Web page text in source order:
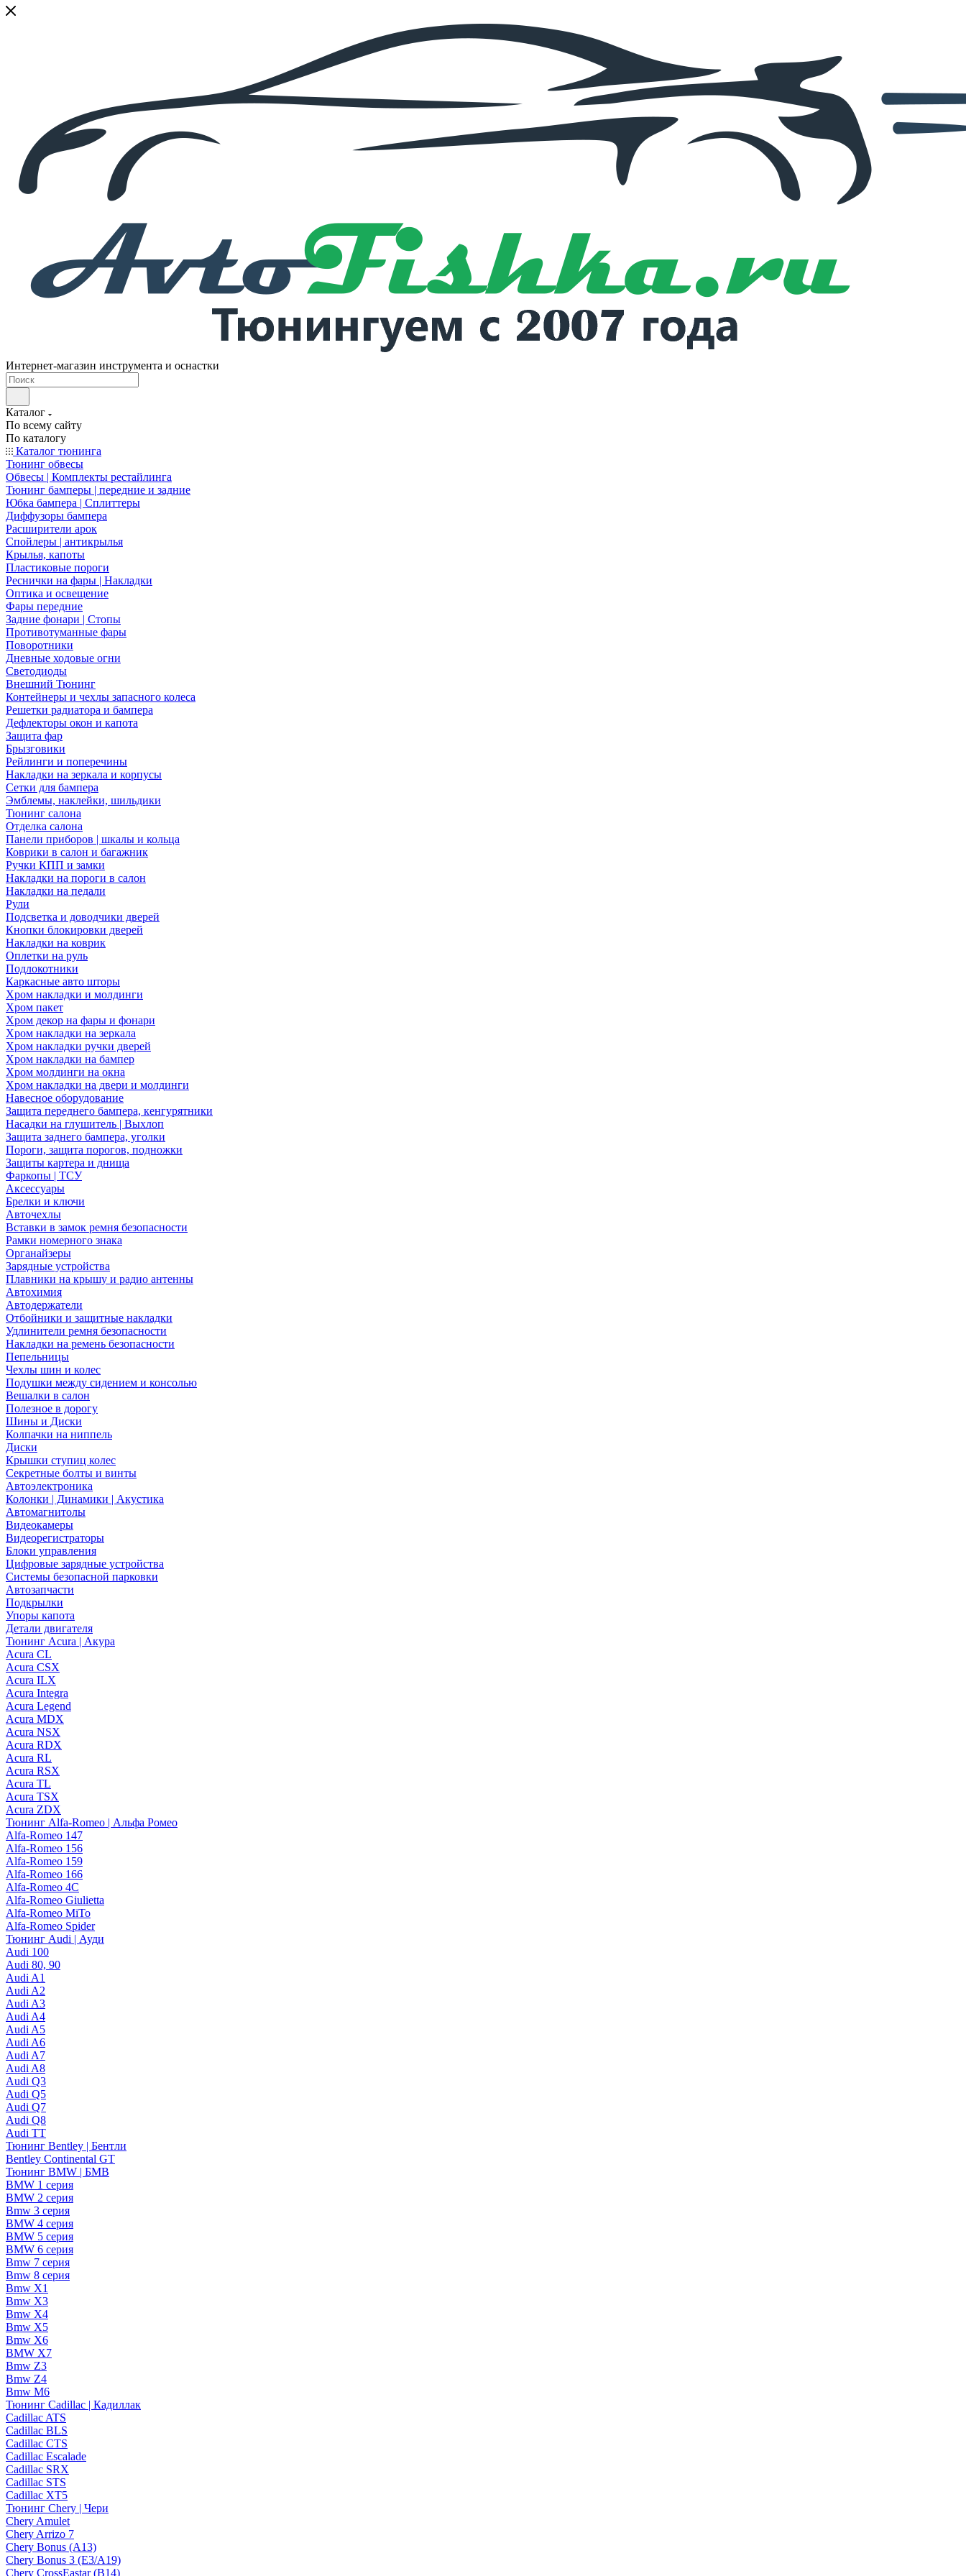
Интернет-магазин инструмента и оснастки
Каталог
По всему сайту
По каталогу
Каталог тюнинга
Тюнинг обвесы
Обвесы | Комплекты рестайлинга
Тюнинг бамперы | передние и задние
Юбка бампера | Сплиттеры
Диффузоры бампера
Расширители арок
Спойлеры | антикрылья
Крылья, капоты
Пластиковые пороги
Реснички на фары | Накладки
Оптика и освещение
Фары передние
Задние фонари | Стопы
Противотуманные фары
Поворотники
Дневные ходовые огни
Светодиоды
Внешний Тюнинг
Контейнеры и чехлы запасного колеса
Решетки радиатора и бампера
Дефлекторы окон и капота
Защита фар
Брызговики
Рейлинги и поперечины
Накладки на зеркала и корпусы
Сетки для бампера
Эмблемы, наклейки, шильдики
Тюнинг салона
Отделка салона
Панели приборов | шкалы и кольца
Коврики в салон и багажник
Ручки КПП и замки
Накладки на пороги в салон
Накладки на педали
Рули
Подсветка и доводчики дверей
Кнопки блокировки дверей
Накладки на коврик
Оплетки на руль
Подлокотники
Каркасные авто шторы
Хром накладки и молдинги
Хром пакет
Хром декор на фары и фонари
Хром накладки на зеркала
Хром накладки ручки дверей
Хром накладки на бампер
Хром молдинги на окна
Хром накладки на двери и молдинги
Навесное оборудование
Защита переднего бампера, кенгурятники
Насадки на глушитель | Выхлоп
Защита заднего бампера, уголки
Пороги, защита порогов, подножки
Защиты картера и днища
Фаркопы | ТСУ
Аксессуары
Брелки и ключи
Авточехлы
Вставки в замок ремня безопасности
Рамки номерного знака
Органайзеры
Зарядные устройства
Плавники на крышу и радио антенны
Автохимия
Автодержатели
Отбойники и защитные накладки
Удлинители ремня безопасности
Накладки на ремень безопасности
Пепельницы
Чехлы шин и колес
Подушки между сидением и консолью
Вешалки в салон
Полезное в дорогу
Шины и Диски
Колпачки на ниппель
Диски
Крышки ступиц колес
Секретные болты и винты
Автоэлектроника
Колонки | Динамики | Акустика
Автомагнитолы
Видеокамеры
Видеорегистраторы
Блоки управления
Цифровые зарядные устройства
Системы безопасной парковки
Автозапчасти
Подкрылки
Упоры капота
Детали двигателя
Тюнинг Acura | Акура
Acura CL
Acura CSX
Acura ILX
Acura Integra
Acura Legend
Acura MDX
Acura NSX
Acura RDX
Acura RL
Acura RSX
Acura TL
Acura TSX
Acura ZDX
Тюнинг Alfa-Romeo | Альфа Ромео
Alfa-Romeo 147
Alfa-Romeo 156
Alfa-Romeo 159
Alfa-Romeo 166
Alfa-Romeo 4C
Alfa-Romeo Giulietta
Alfa-Romeo MiTo
Alfa-Romeo Spider
Тюнинг Audi | Ауди
Audi 100
Audi 80, 90
Audi A1
Audi A2
Audi A3
Audi A4
Audi A5
Audi A6
Audi A7
Audi A8
Audi Q3
Audi Q5
Audi Q7
Audi Q8
Audi TT
Тюнинг Bentley | Бентли
Bentley Continental GT
Тюнинг BMW | БМВ
BMW 1 серия
BMW 2 серия
Bmw 3 серия
BMW 4 серия
BMW 5 серия
BMW 6 серия
Bmw 7 серия
Bmw 8 серия
Bmw X1
Bmw X3
Bmw X4
Bmw X5
Bmw X6
BMW X7
Bmw Z3
Bmw Z4
Bmw М6
Тюнинг Cadillac | Кадиллак
Cadillac ATS
Cadillac BLS
Cadillac CTS
Cadillac Escalade
Cadillac SRX
Cadillac STS
Cadillac XT5
Тюнинг Chery | Чери
Chery Amulet
Chery Arrizo 7
Chery Bonus (A13)
Chery Bonus 3 (E3/A19)
Chery CrossEastar (B14)